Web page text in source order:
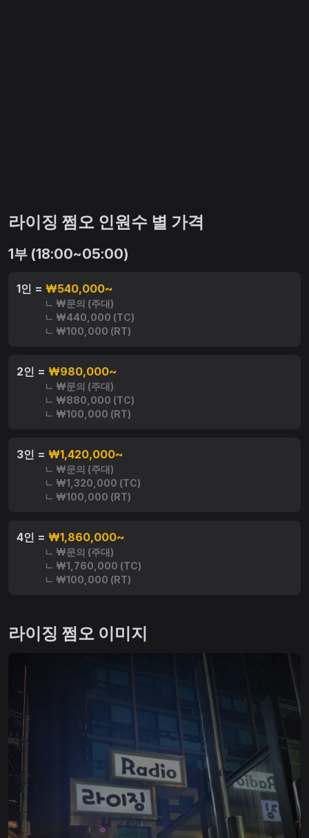
라이징 쩜오 인원수 별 가격
1부 (18:00~05:00)
1인 = ₩540,000~
ㄴ ₩문의 (주대)
ㄴ ₩440,000 (TC)
ㄴ ₩100,000 (RT)
2인 = ₩980,000~
ㄴ ₩문의 (주대)
ㄴ ₩880,000 (TC)
ㄴ ₩100,000 (RT)
3인 = ₩1,420,000~
ㄴ ₩문의 (주대)
ㄴ ₩1,320,000 (TC)
ㄴ ₩100,000 (RT)
4인 = ₩1,860,000~
ㄴ ₩문의 (주대)
ㄴ ₩1,760,000 (TC)
ㄴ ₩100,000 (RT)
라이징 쩜오 이미지